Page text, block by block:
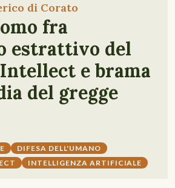
di Corato
fra
estrattivo del
e brama
del gregge
DIFESA DELL'UMANO
INTELLIGENZA ARTIFICIALE